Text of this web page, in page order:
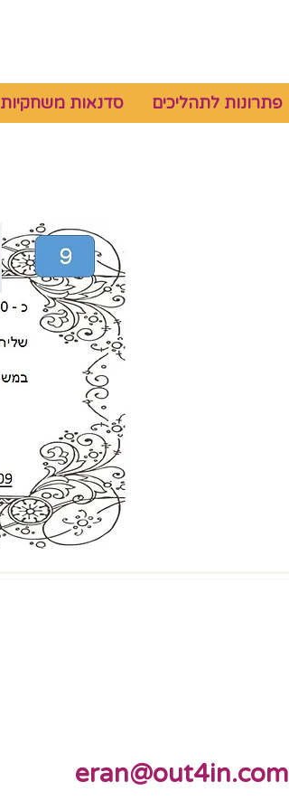
פתרונות לתהליכים סדנאות משחקיות
eran@out4in.com